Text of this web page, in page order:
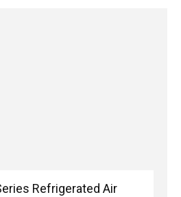
Refrigerated Air